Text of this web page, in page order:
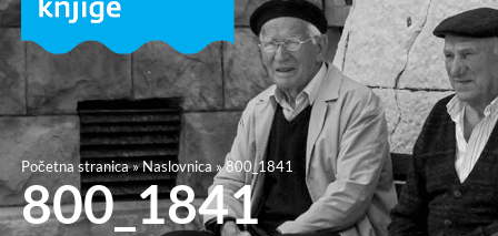
Početna stranica»Naslovnica »800_1841
800_1841